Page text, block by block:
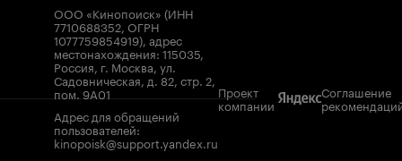
ООО «Кинопоиск» (ИНН
7710688352, ОГРН
1077759854919), адрес
местонахождения: 115035,
Россия, г. Москва, ул.
Садовническая, д. 82, стр. 2,
пом. 9А01
Адрес для обращений
пользователей:
kinopoisk@support.yandex.ru
Проект
компании
Соглашение